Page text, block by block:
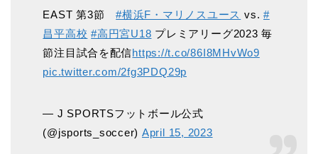
EAST 第3節#横浜F・マリノスユース vs.#
昌平高校 #高円宮U18 プレミアリーグ2023 毎
節注目試合を配信https://t.co/86I8MHvWo9
pic.twitter.com/2fg3PDQ29p
— J SPORTSフットボール公式
(@jsports_soccer) April 15, 2023